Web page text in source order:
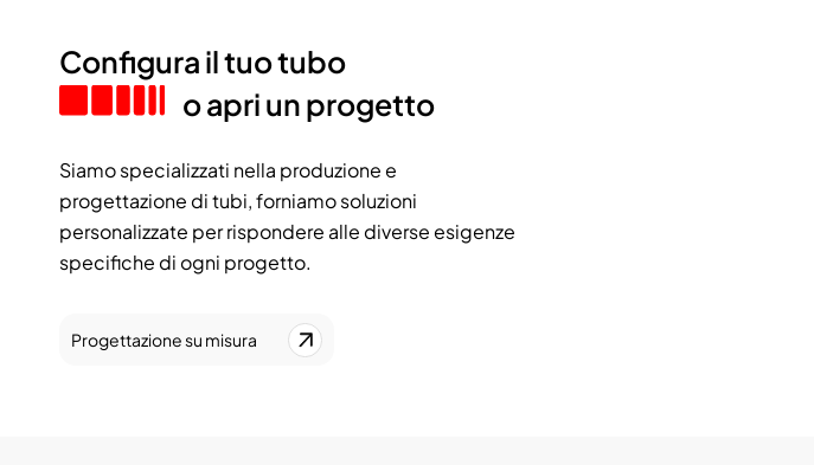
Configura il tuo tubo
o apri un progetto
Siamo specializzati nella produzione e
progettazione di tubi, forniamo soluzioni
personalizzate per rispondere alle diverse esigenze
specifiche di ogni progetto.
Progettazione su misura